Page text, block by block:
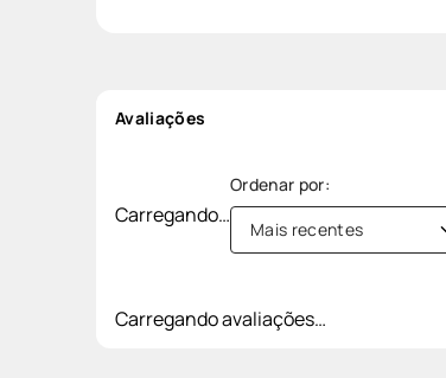
Avaliações
Carregando…
Mais recentes
Carregando avaliações…